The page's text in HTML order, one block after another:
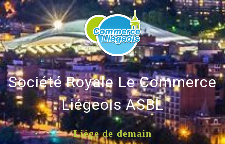
Société Royale Le Commerce
Liégeois ASBL
Liège de demain